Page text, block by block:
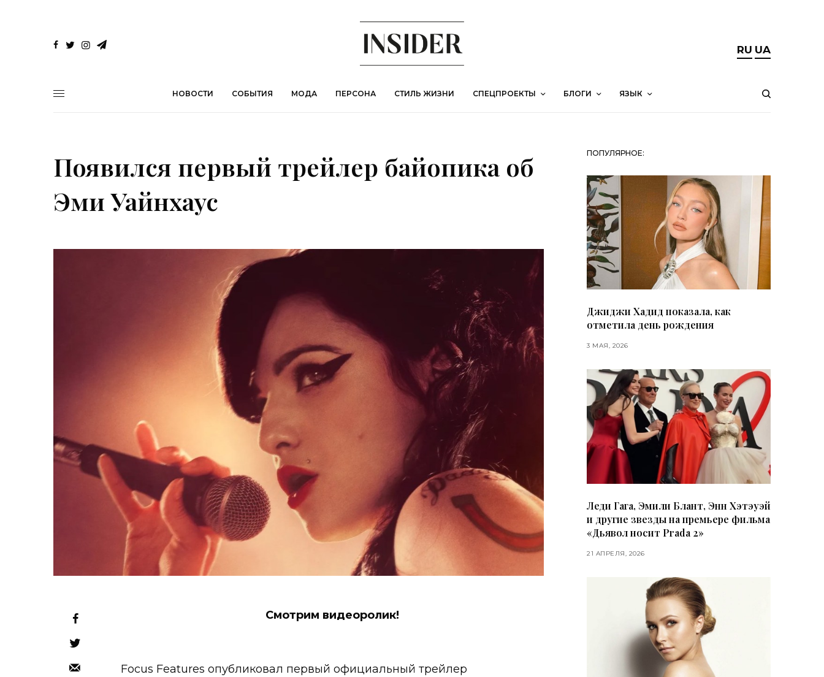
RU UA
НОВОСТИ СОБЫТИЯ МОДА ПЕРСОНА СТИЛЬ ЖИЗНИ СПЕЦПРОЕКТЫ БЛОГИ ЯЗЫК
Появился первый трейлер байопика об
Эми Уайнхаус
Смотрим видеоролик!
Focus Features опубликовал первый официальный трейлер
ПОПУЛЯРНОЕ:
Джиджи Хадид показала, как
отметила день рождения
3 МАЯ, 2026
Леди Гага, Эмили Блант, Энн Хэтэуэй
и другие звезды на премьере фильма
«Дьявол носит Prada 2»
21 АПРЕЛЯ, 2026